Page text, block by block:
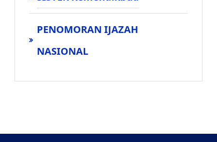
PENOMORAN IJAZAH
NASIONAL